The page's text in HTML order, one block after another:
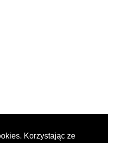
Korzystając ze